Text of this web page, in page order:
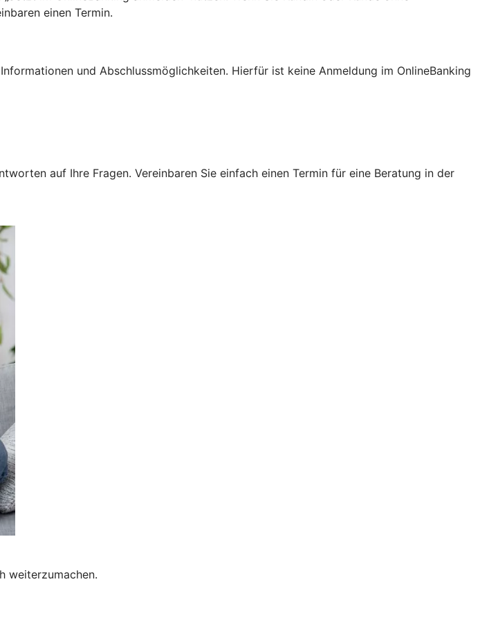
einen Termin.
und Abschlussmöglichkeiten. Hierfür ist keine Anmeldung im OnlineBanking
auf Ihre Fragen. Vereinbaren Sie einfach einen Termin für eine Beratung in der
weiterzumachen.